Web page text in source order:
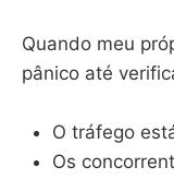
Quando meu
pânico até
O tráfego
Os